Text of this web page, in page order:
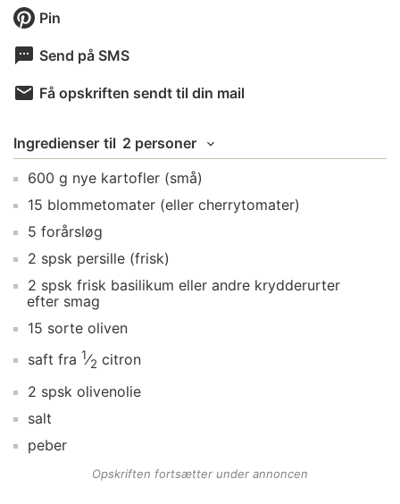
Pin
Send på SMS
Få opskriften sendt til din mail
Ingredienser til 2 personer
600 g nye kartofler (små)
15 blommetomater (eller cherrytomater)
5 forårsløg
2 spsk persille (frisk)
2 spsk frisk basilikum eller andre krydderurter
efter smag
15 sorte oliven
saft fra 1⁄2 citron
2 spsk olivenolie
salt
peber
Opskriften fortsætter under annoncen